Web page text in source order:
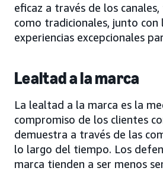
eficaz a través de los
como tradicionales, junto con
experiencias excepcionales
Lealtad a la marca
La lealtad a la marca es la
compromiso de los clientes
demuestra a través de las
lo largo del tiempo. Los
marca tienden a ser menos